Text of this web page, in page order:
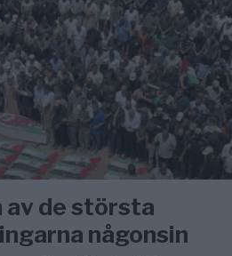
av de största
någonsin